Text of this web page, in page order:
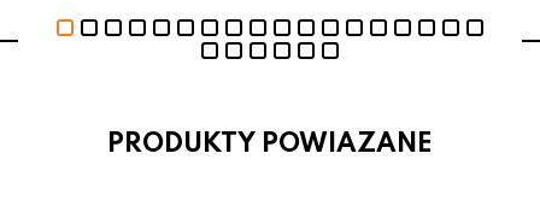
PRODUKTY POWIAZANE